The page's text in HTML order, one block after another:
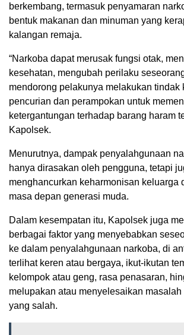
berkembang, termasuk penyamaran
bentuk makanan dan minuman yang
kalangan remaja.
“Narkoba dapat merusak fungsi otak,
kesehatan, mengubah perilaku
mendorong pelakunya melakukan tindak
pencurian dan perampokan untuk
ketergantungan terhadap barang haram
Kapolsek.
Menurutnya, dampak penyalahgunaan
hanya dirasakan oleh pengguna, tetapi
menghancurkan keharmonisan keluarga
masa depan generasi muda.
Dalam kesempatan itu, Kapolsek juga
berbagai faktor yang menyebabkan
ke dalam penyalahgunaan narkoba, di
terlihat keren atau bergaya, ikut-ikutan
kelompok atau geng, rasa penasaran,
melupakan atau menyelesaikan masalah
yang salah.